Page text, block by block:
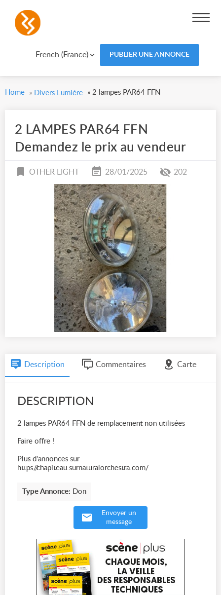
French (France) PUBLIER UNE ANNONCE
Home » Divers Lumière » 2 lampes PAR64 FFN
2 LAMPES PAR64 FFN
Demandez le prix au vendeur
OTHER LIGHT 28/01/2025 202
Description Commentaires Carte
DESCRIPTION
2 lampes PAR64 FFN de remplacement non utilisées
Faire offre !
Plus d'annonces sur
https://chapiteau.surnaturalorchestra.com/
Type Annonce: Don
Envoyer un
message